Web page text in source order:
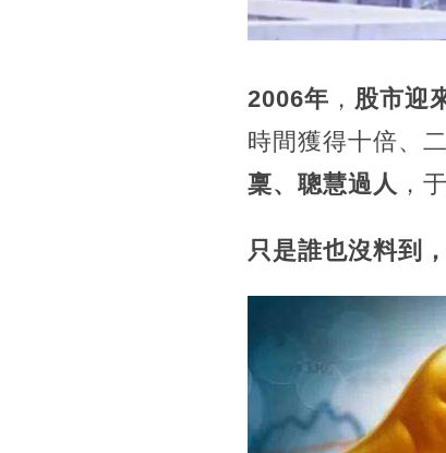
2006年 ， 股市迎
時間獲得十倍、
稟、聰慧過人 ，
只是誰也沒料到